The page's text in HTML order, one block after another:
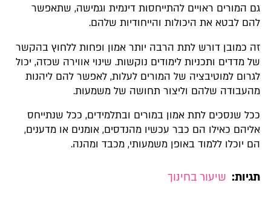
גם המורים ראויים להתייחסות דינמית וגמישה, שתאפשר
להם לבטא את היכולות והייחודיות שלהם.
זה כמובן דורש לתת הרבה יותר אמון ופחות ללחוץ בהקשר
של מדדים ותכניות לימודים נוקשות. שינוי אווירה שכזה, יכול
לגרום למוטיבציה של המורים לעלות, לאפשר להם ליהנות
מהעבודה שלהם וליצור תחושה של משמעות.
ככל שנסכים לתת אמון במורים ובתלמידים, ככל שנתייחס
אליהם כאילו הם כבר עכשיו מהנדסים, אומנים או מדענים,
הם יוכלו ללמוד באופן משמעותי, מכבד ומהנה.
תגיות: שיעור בחינוך